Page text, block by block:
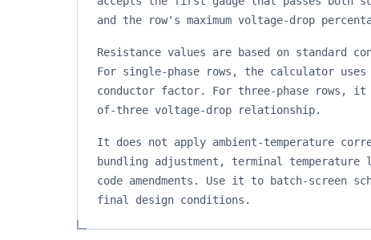
and the row's maximum voltage-drop
Resistance values are based on standard
For single-phase rows, the calculator
conductor factor. For three-phase rows, it
of-three voltage-drop relationship.
It does not apply ambient-temperature
bundling adjustment, terminal
code amendments. Use it to batch-screen
final design conditions.